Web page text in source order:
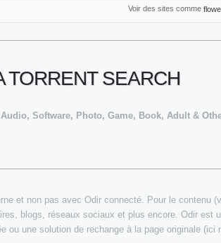
Voir des sites comme
TORRENT SEARCH
Software, Photo, Game, Book, Adult &
et non pas avec Odir connecté. Pour le contenu
blogs, réseaux sociaux et plus encore. Odir
ou une solution de rechange à la page originale (ici